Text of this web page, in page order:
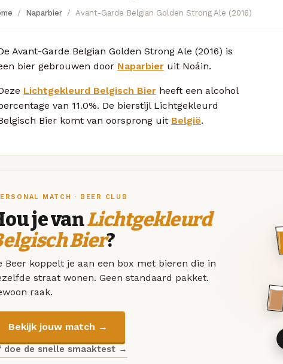
Naparbier Avant-Garde Belgian Golden Strong Ale (2016)
Avant-Garde Belgian Golden Strong Ale (2016) is
bier gebrouwen door Naparbier uit Noáin.
Lichtgekleurd Belgisch Bier heeft een alcohol
van 11.0%. De bierstijl Lichtgekleurd
Bier komt van oorsprong uit België.
MATCH · BEER CLUB
je vanLichtgekleurd
Bier?
Beer koppelt je aan een box met bieren die in
straat wonen. Geen standaard pakket.
raak.
Bekijk jouw match →
doe de snelle smaaktest →